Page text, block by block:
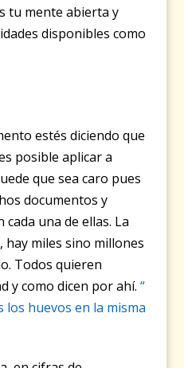
tu mente abierta y
disponibles como
estés diciendo que
posible aplicar a
que sea caro pues
documentos y
una de ellas. La
hay miles sino millones
Todos quieren
y como dicen por ahí.“
huevos en la misma